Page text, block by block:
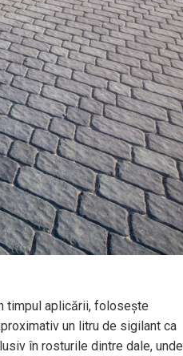
timpul aplicării, folosește
un litru de sigilant ca
în rosturile dintre dale, unde